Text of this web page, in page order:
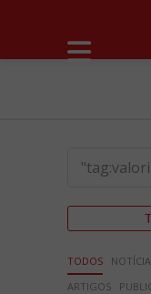
TODOS
ARTIGOS